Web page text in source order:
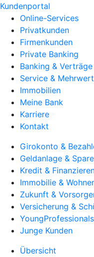
Kundenportal
Online-Services
Privatkunden
Firmenkunden
Private Banking
Banking & Verträge
Service &
Immobilien
Meine Bank
Karriere
Kontakt
Girokonto &
Geldanlage &
Kredit &
Immobilie &
Zukunft &
Versicherung &
YoungProfessionals
Junge Kunden
Übersicht